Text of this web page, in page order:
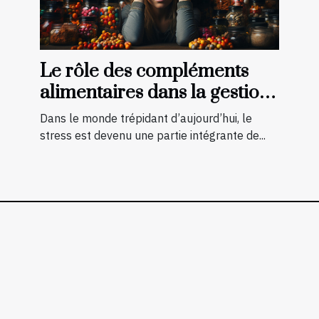
Le rôle des compléments
alimentaires dans la gestion
du stress
Dans le monde trépidant d’aujourd’hui, le
stress est devenu une partie intégrante de...